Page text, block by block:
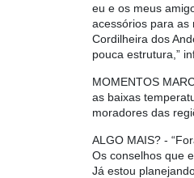
eu e os meus
acessórios para as
Cordilheira dos
pouca estrutura,”
MOMENTOS
as baixas
moradores das
ALGO MAIS? -
Os conselhos que
Já estou